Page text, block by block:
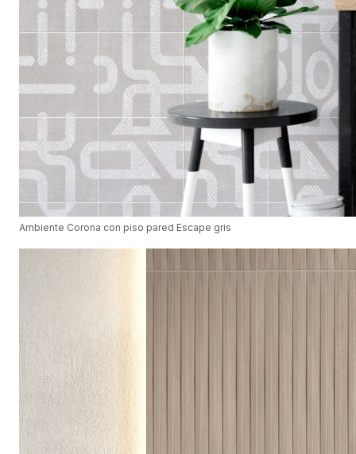
Ambiente Corona con piso pared Escape gris